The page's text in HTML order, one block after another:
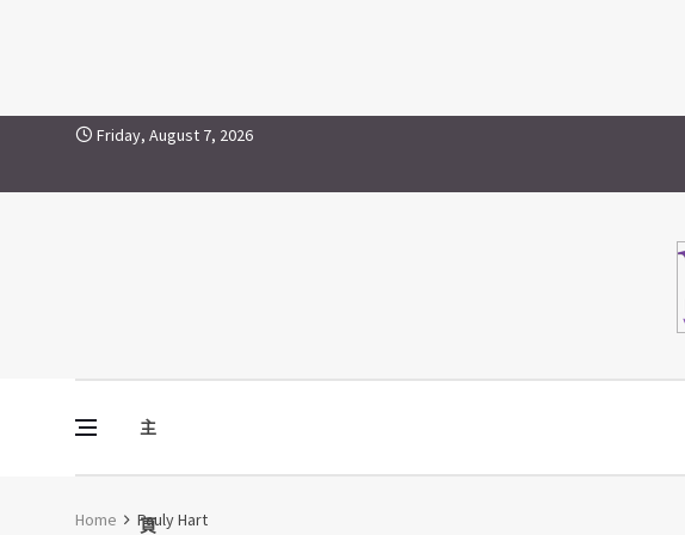
Skip to content
Pauly Hart
Friday, August 7, 2026
主
頁
Vine Media
葡萄樹傳媒
Home Pauly Hart